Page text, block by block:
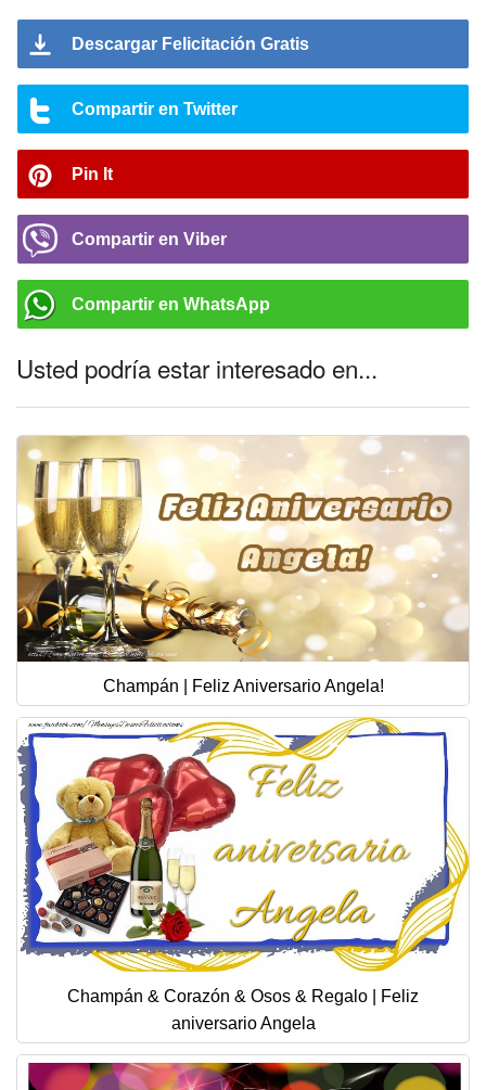
Descargar Felicitación Gratis
Compartir en Twitter
Pin It
Compartir en Viber
Compartir en WhatsApp
Usted podría estar interesado en...
Champán | Feliz Aniversario Angela!
Champán & Corazón & Osos & Regalo | Feliz
aniversario Angela